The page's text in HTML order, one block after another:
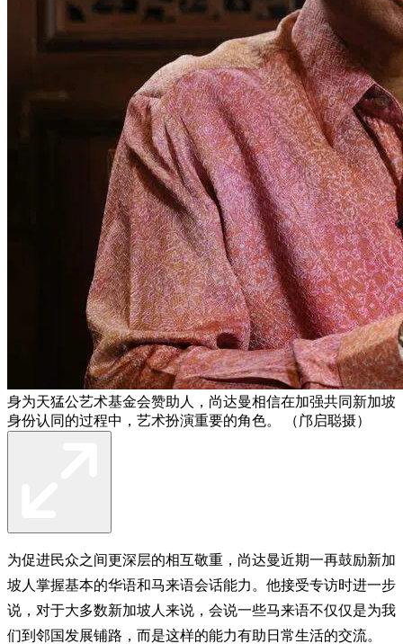
身为天猛公艺术基金会赞助人，尚达曼相信在加强共同新加坡
身份认同的过程中，艺术扮演重要的角色。 （邝启聪摄）
为促进民众之间更深层的相互敬重，尚达曼近期一再鼓励新加
坡人掌握基本的华语和马来语会话能力。他接受专访时进一步
说，对于大多数新加坡人来说，会说一些马来语不仅仅是为我
们到邻国发展铺路，而是这样的能力有助日常生活的交流。